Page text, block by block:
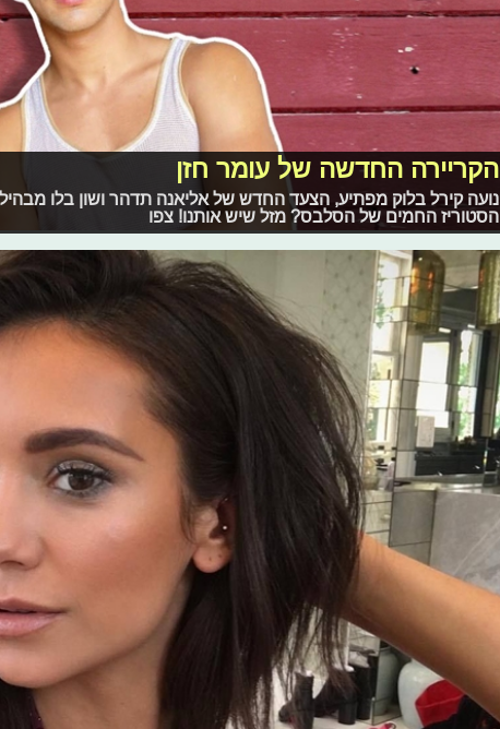
הקריירה החדשה של עומר חזן
נועה קירל בלוק מפתיע, הצעד החדש של אליאנה תדהר ושון בלו
הסטוריז החמים של הסלבס? מזל שיש אותנו! צפו